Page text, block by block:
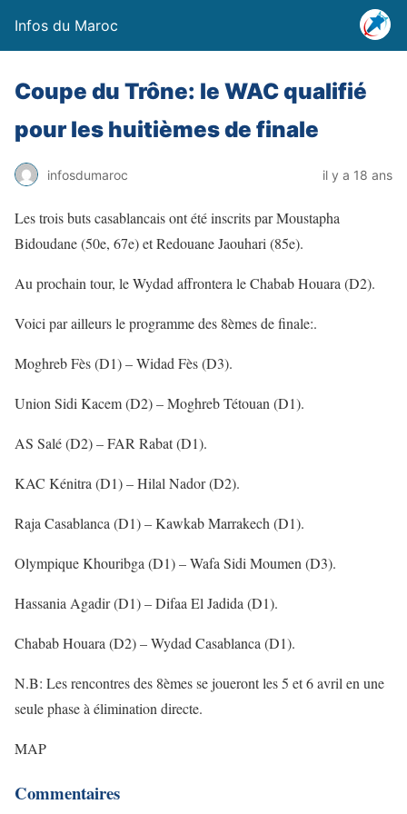
Infos du Maroc
Coupe du Trône: le WAC qualifié
pour les huitièmes de finale
infosdumaroc il y a 18 ans
Les trois buts casablancais ont été inscrits par Moustapha
Bidoudane (50e, 67e) et Redouane Jaouhari (85e).
Au prochain tour, le Wydad affrontera le Chabab Houara (D2).
Voici par ailleurs le programme des 8èmes de finale:.
Moghreb Fès (D1) – Widad Fès (D3).
Union Sidi Kacem (D2) – Moghreb Tétouan (D1).
AS Salé (D2) – FAR Rabat (D1).
KAC Kénitra (D1) – Hilal Nador (D2).
Raja Casablanca (D1) – Kawkab Marrakech (D1).
Olympique Khouribga (D1) – Wafa Sidi Moumen (D3).
Hassania Agadir (D1) – Difaa El Jadida (D1).
Chabab Houara (D2) – Wydad Casablanca (D1).
N.B: Les rencontres des 8èmes se joueront les 5 et 6 avril en une
seule phase à élimination directe.
MAP
Commentaires